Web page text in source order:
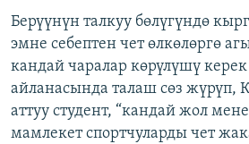
Берүүнүн талкуу бөлүгүндө
эмне себептен чет өлкөлөргө
кандай чаралар көрүлүшү
айланасында талаш сөз жүрүп,
аттуу студент, “кандай жол
мамлекет спортчуларды чет